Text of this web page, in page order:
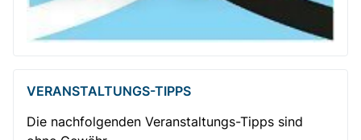
VERANSTALTUNGS-TIPPS
Die nachfolgenden Veranstaltungs-Tipps sind